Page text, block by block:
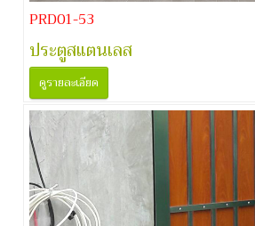
PRD01-53
ประตูสแตนเลส
ดูรายละเอียด